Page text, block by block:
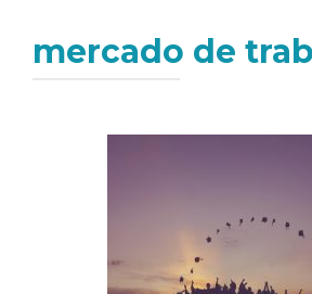
mercado de